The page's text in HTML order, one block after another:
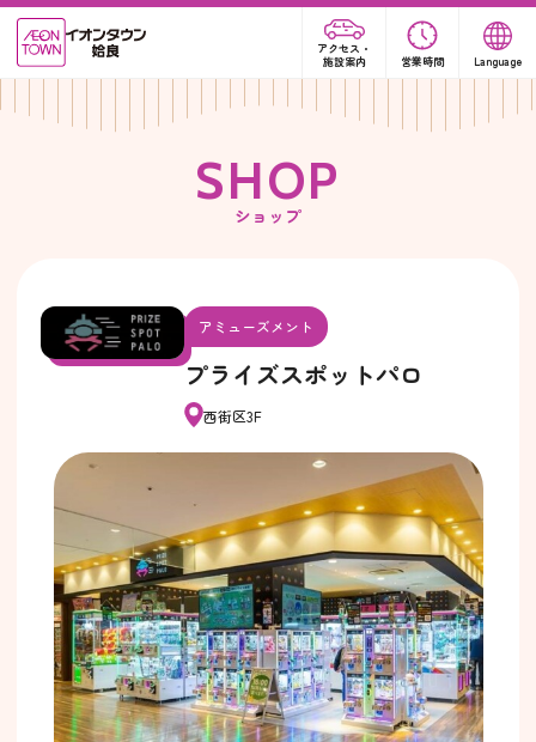
アクセス・
施設案内
営業時間 Language
SHOP
ショップ
アミューズメント
プライズスポットパロ
西街区3F